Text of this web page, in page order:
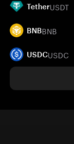
TetherUSDT
BNBBNB
USDCUSDC